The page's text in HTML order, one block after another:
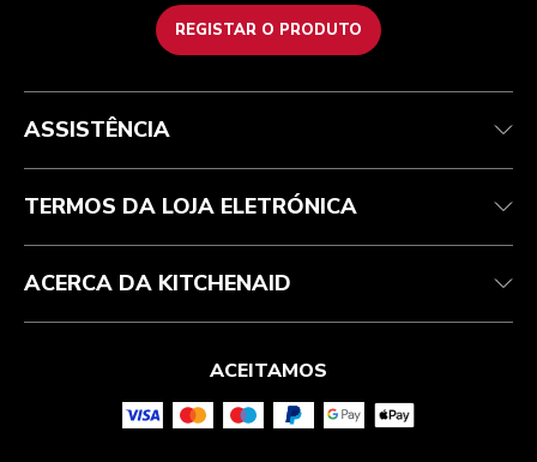
REGISTAR O PRODUTO
Health Check
Atendimento ao cliente
Acompanhar a sua encomenda
Garantia e documentos
Perguntas frequentes
Termos e condições
Envio e entrega
Devoluções e reembolsos
Marca
ODR
A marca
A nossa história
ASSISTÊNCIA
TERMOS DA LOJA ELETRÓNICA
ACERCA DA KITCHENAID
ACEITAMOS